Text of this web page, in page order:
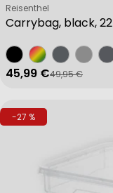
Carrybag, black,
Verkäufer:
Reisenthel
Verkaufspreis
45,99 €
Regulärer Preis
49,95 €
-27 %